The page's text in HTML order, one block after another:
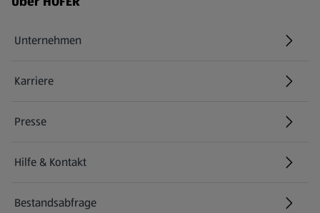
Unternehmen
Karriere
(öffnet in einem neuen Tab)
Presse
Hilfe & Kontakt
(öffnet in einem neuen Tab)
Bestandsabfrage
(öffnet in einem neuen Tab)